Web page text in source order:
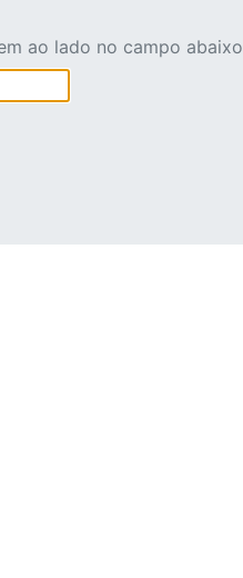
ao lado no campo abaixo